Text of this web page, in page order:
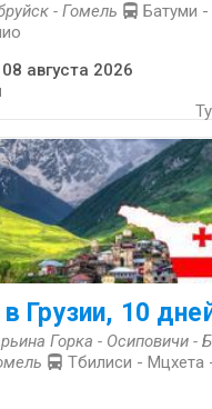
- Гомель
Батуми
августа 2026
Грузии, 10
Горка - Осиповичи -
Тбилиси - Мцхета